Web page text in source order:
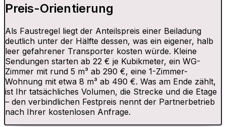
Preis-Orientierung
Als Faustregel liegt der Anteilspreis einer Beiladung
deutlich unter der Hälfte dessen, was ein eigener, halb
leer gefahrener Transporter kosten würde. Kleine
Sendungen starten ab 22 € je Kubikmeter, ein WG-
Zimmer mit rund 5 m³ ab 290 €, eine 1-Zimmer-
Wohnung mit etwa 8 m³ ab 490 €. Was am Ende zählt,
ist Ihr tatsächliches Volumen, die Strecke und die Etage
– den verbindlichen Festpreis nennt der Partnerbetrieb
nach Ihrer kostenlosen Anfrage.